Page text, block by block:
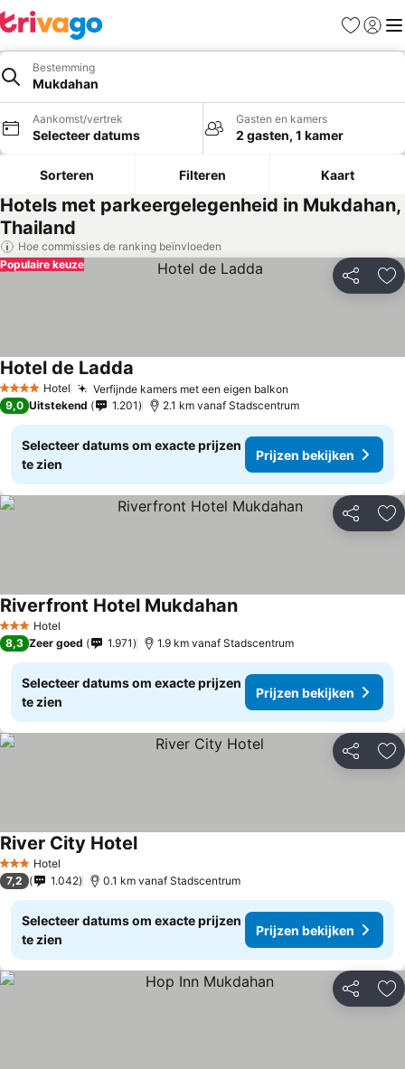
Favorieten
Bestemming
Mukdahan
Aankomst/vertrek
Selecteer datums
Gasten en kamers
2 gasten, 1 kamer
Sorteren Filteren Kaart
Hotels met parkeergelegenheid in Mukdahan,
Thailand
Hoe commissies de ranking beïnvloeden
Delen
Populaire keuze
4 SterrenHotel Verfijnde kamers met een eigen balkon
Hotel de Ladda
9,0 Uitstekend 1.201 2.1 km vanaf Stadscentrum
Selecteer datums om exacte prijzen
te zien
Prijzen bekijken
Delen
3 SterrenHotel
Riverfront Hotel Mukdahan
8,3 Zeer goed 1.971 1.9 km vanaf Stadscentrum
Selecteer datums om exacte prijzen
te zien
Prijzen bekijken
Delen
3 SterrenHotel
River City Hotel
7,2 1.042 0.1 km vanaf Stadscentrum
Selecteer datums om exacte prijzen
te zien
Prijzen bekijken
Delen